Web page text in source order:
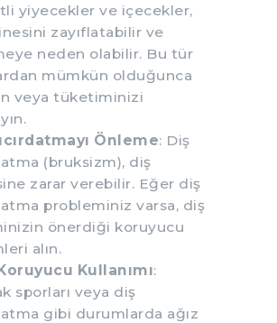
yiyecekler ve içecekler,
zayıflatabilir ve
neden olabilir. Bu tür
mümkün olduğunca
veya tüketiminizi
Önleme: Diş
(bruksizm), diş
zarar verebilir. Eğer diş
probleminiz varsa, diş
önerdiği koruyucu
alın.
Kullanımı:
sporları veya diş
gibi durumlarda ağız